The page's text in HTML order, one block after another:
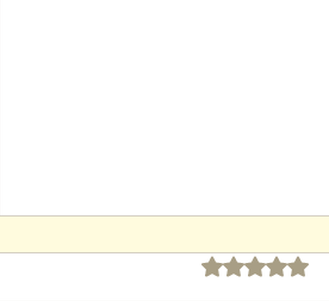
5つ星のうち